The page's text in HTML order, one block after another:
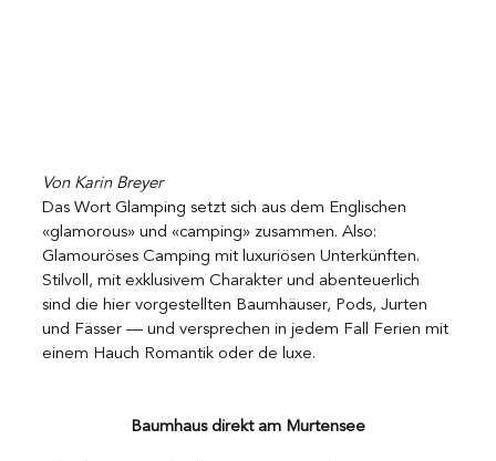
Von Karin Breyer
Das Wort Glamping setzt sich aus dem Englischen
«glamorous» und «camping» zusammen. Also:
Glamouröses Camping mit luxuriösen Unterkünften.
Stilvoll, mit exklusivem Charakter und abenteuerlich
sind die hier vorgestellten Baumhäuser, Pods, Jurten
und Fässer — und versprechen in jedem Fall Ferien mit
einem Hauch Romantik oder de luxe.
Baumhaus direkt am Murtensee